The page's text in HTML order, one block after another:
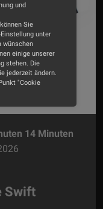
14 Minuten
Swift
und
Sie
unter
wünschen
einige unserer
stehen. Die
jederzeit ändern.
"Cookie